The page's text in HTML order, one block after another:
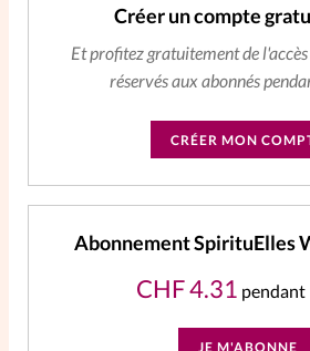
Créer un compte
Et profitez gratuitement de
réservés aux abonnés
CRÉER MON
Abonnement SpirituElles
CHF4.31 pendant
JE M'ABONNE